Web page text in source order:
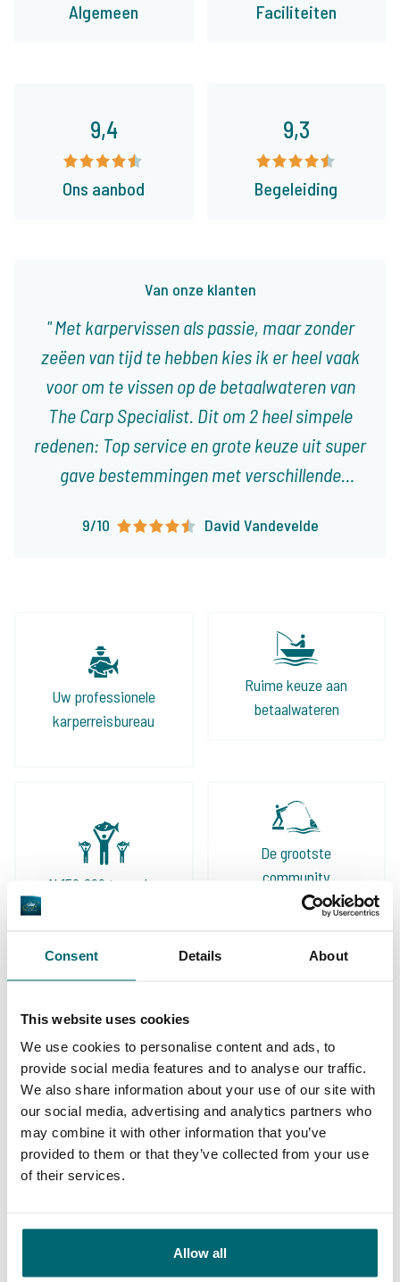
Consent Details About
This website uses cookies
We use cookies to personalise content and ads, to
provide social media features and to analyse our traffic.
We also share information about your use of our site with
our social media, advertising and analytics partners who
may combine it with other information that you’ve
provided to them or that they’ve collected from your use
of their services.
Allow all
Algemeen Faciliteiten
Van onze klanten
Met karpervissen als passie, maar zonder
zeëen van tijd te hebben kies ik er heel vaak
voor om te vissen op de betaalwateren van
The Carp Specialist. Dit om 2 heel simpele
redenen: Top service en grote keuze uit super
gave bestemmingen met verschillende
visvakanties die op het lijf geschreven zijn!
9/10 David Vandevelde
9,4
Ons aanbod
9,3
Begeleiding
Uw professionele
karperreisbureau
Ruime keuze aan
betaalwateren
Al 152.899 tevreden
De grootste
community
karpervissers
Deze karpermerken gingen u al
voor!